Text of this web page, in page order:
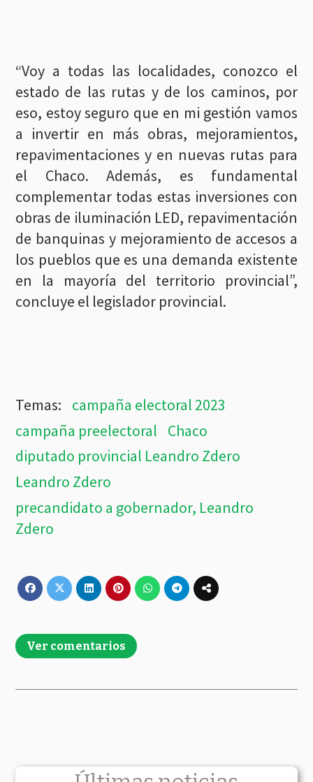
“Voy a todas las localidades, conozco el
estado de las rutas y de los caminos, por
eso, estoy seguro que en mi gestión vamos
a invertir en más obras, mejoramientos,
repavimentaciones y en nuevas rutas para
el Chaco. Además, es fundamental
complementar todas estas inversiones con
obras de iluminación LED, repavimentación
de banquinas y mejoramiento de accesos a
los pueblos que es una demanda existente
en la mayoría del territorio provincial”,
concluye el legislador provincial.
campaña electoral 2023
campaña preelectoral
Chaco
diputado provincial Leandro Zdero
Leandro Zdero
precandidato a gobernador, Leandro
Zdero
Ver comentarios